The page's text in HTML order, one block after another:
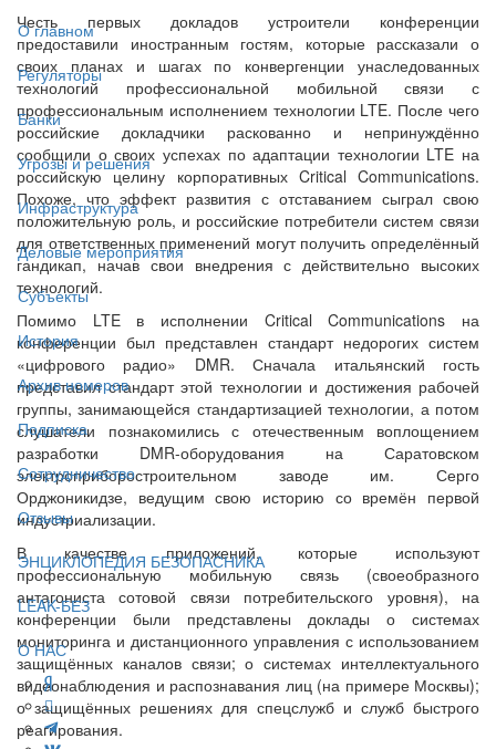
О главном
Регуляторы
Банки
Угрозы и решения
Инфраструктура
Деловые мероприятия
Субъекты
История
Архив номеров
Подписка
Сотрудничество
Отзывы
ЭНЦИКЛОПЕДИЯ БЕЗОПАСНИКА
LEAK-БЕЗ
О НАС
Честь первых докладов устроители конференции
предоставили иностранным гостям, которые рассказали о
своих планах и шагах по конвергенции унаследованных
технологий профессиональной мобильной связи с
профессиональным исполнением технологии LTE. После чего
российские докладчики раскованно и непринуждённо
сообщили о своих успехах по адаптации технологии LTE на
российскую целину корпоративных Critical Communications.
Похоже, что эффект развития с отставанием сыграл свою
положительную роль, и российские потребители систем связи
для ответственных применений могут получить определённый
гандикап, начав свои внедрения с действительно высоких
технологий.
Помимо LTE в исполнении Critical Communications на
конференции был представлен стандарт недорогих систем
«цифрового радио» DMR. Сначала итальянский гость
представил стандарт этой технологии и достижения рабочей
группы, занимающейся стандартизацией технологии, а потом
слушатели познакомились с отечественным воплощением
разработки DMR-оборудования на Саратовском
электроприборостроительном заводе им. Серго
Орджоникидзе, ведущим свою историю со времён первой
индустриализации.
В качестве приложений, которые используют
профессиональную мобильную связь (своеобразного
антагониста сотовой связи потребительского уровня), на
конференции были представлены доклады о системах
мониторинга и дистанционного управления с использованием
защищённых каналов связи; о системах интеллектуального
видеонаблюдения и распознавания лиц (на примере Москвы);
о защищённых решениях для спецслужб и служб быстрого
реагирования.